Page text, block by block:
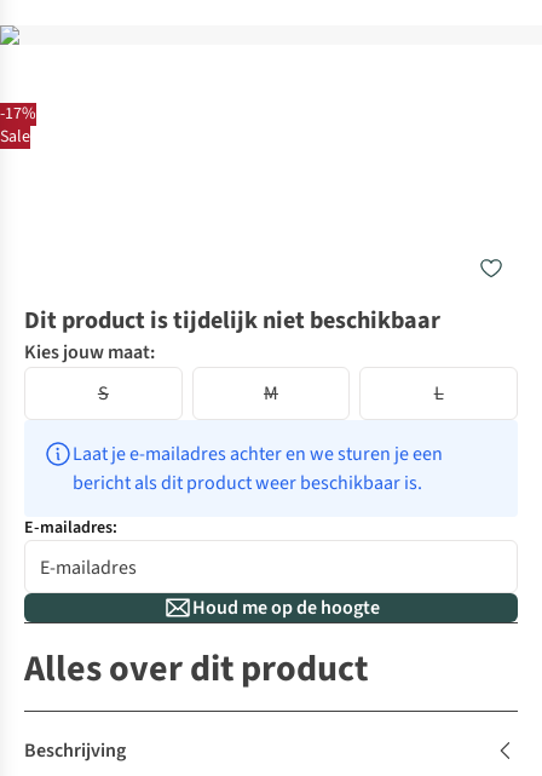
-17%
Sale
Dit product is tijdelijk niet beschikbaar
Kies jouw maat:
S
M L
Laat je e-mailadres achter en we sturen je een
bericht als dit product weer beschikbaar is.
E-mailadres:
Houd me op de hoogte
Alles over dit product
Beschrijving